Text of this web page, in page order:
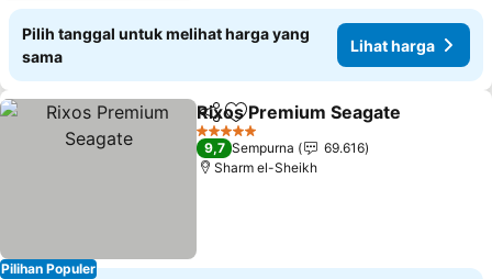
Pilih tanggal untuk melihat harga yang
sama
Lihat harga
Pilihan Populer
BagikanTambahkan ke favorit
Rixos Premium Seagate
5 Bintang
9,7 Sempurna
69.616
Sharm el-Sheikh